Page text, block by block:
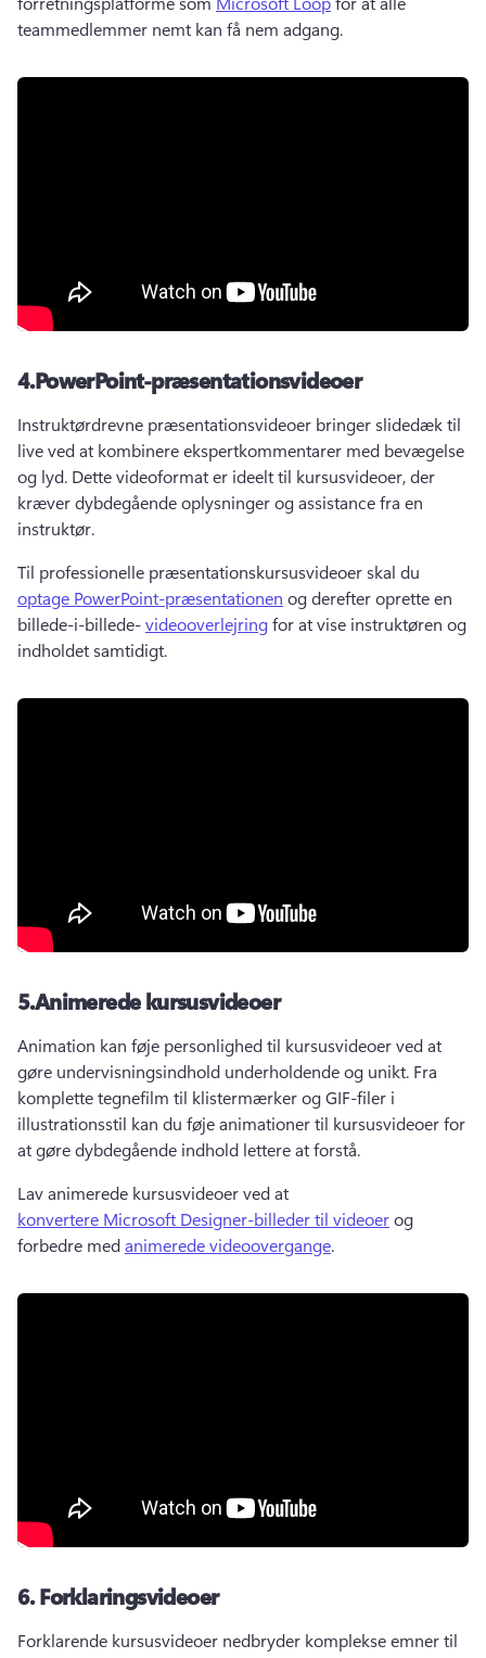
teammedlemmer nemt kan få nem adgang.
4.PowerPoint-præsentationsvideoer
Instruktørdrevne præsentationsvideoer bringer slidedæk til
live ved at kombinere ekspertkommentarer med bevægelse
og lyd. Dette videoformat er ideelt til kursusvideoer, der
kræver dybdegående oplysninger og assistance fra en
instruktør.
Til professionelle præsentationskursusvideoer skal du
optage PowerPoint-præsentationen og derefter oprette en
billede-i-billede- videooverlejring for at vise instruktøren og
indholdet samtidigt.
5.Animerede kursusvideoer
Animation kan føje personlighed til kursusvideoer ved at
gøre undervisningsindhold underholdende og unikt. Fra
komplette tegnefilm til klistermærker og GIF-filer i
illustrationsstil kan du føje animationer til kursusvideoer for
at gøre dybdegående indhold lettere at forstå.
Lav animerede kursusvideoer ved at
konvertere Microsoft Designer-billeder til videoer og
forbedre med animerede videoovergange.
6.Forklaringsvideoer
Forklarende kursusvideoer nedbryder komplekse emner til